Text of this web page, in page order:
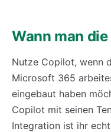
Wann man
Nutze Copilot, wenn
Microsoft 365
eingebaut haben
Copilot mit seinen
Integration ist ihr